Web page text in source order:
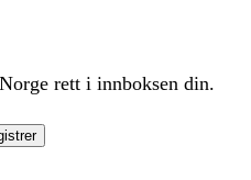
rett i innboksen din.